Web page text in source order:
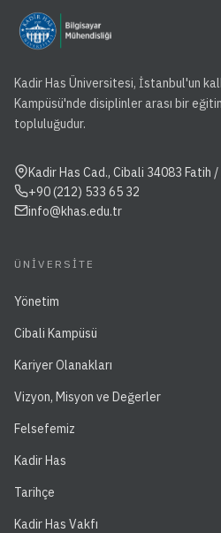
Kadir Has Üniversitesi, İstanbul'un
Kampüsü'nde disiplinler arası bir
topluluğudur.
Kadir Has Cad., Cibali 34083 Fatih
+90 (212) 533 65 32
info@khas.edu.tr
ÜNIVERSITE
Yönetim
Cibali Kampüsü
Kariyer Olanakları
Vizyon, Misyon ve Değerler
Felsefemiz
Kadir Has
Tarihçe
Kadir Has Vakfı